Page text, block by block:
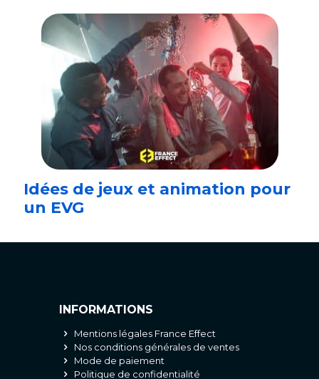
Idées de jeux et animation pour
un EVG
INFORMATIONS
Mentions légales France Effect
Nos conditions générales de ventes
Mode de paiement
Politique de confidentialité